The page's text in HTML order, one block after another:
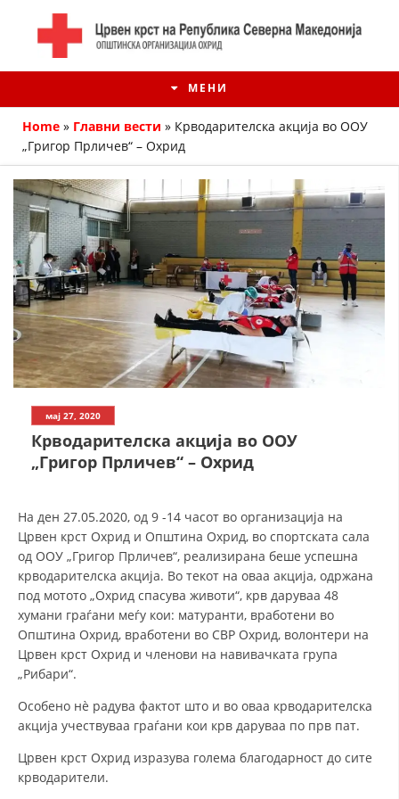
МЕНИ
ИСТОРИЈАТ НА ЦКРМ
ИСТОРИЈАТ НА ДВИЖЕЊЕТО
СТРУКТУРА НА ОРГАНИЗАЦИЈАТА
КОНТАКТ ИНФОРМАЦИИ
ЧЛЕНСТВО ВО ПРОФЕСИОНАЛНИ ТЕЛА
ЗАКОН ЗА ЦКРМ
СТАТУТ НА ЦКРМ
РАКОВОДЕН ОДБОР
СОБРАНИЕ
Home » Главни вести » Крводарителска акција во ООУ
„Григор Прличев“ – Охрид
мај 27, 2020
Крводарителска акција во ООУ
„Григор Прличев“ – Охрид
На ден 27.05.2020, oд 9 -14 часот во организација на
Црвен крст Охрид и Општина Охрид, во спортската сала
од ООУ „Григор Прличев“, реализирана беше успешна
крводарителска акција. Во текот на оваа акција, одржана
под мотото „Охрид спасува животи“, крв даруваа 48
хумани граѓани меѓу кои: матуранти, вработени во
Општина Охрид, вработени во СВР Охрид, волонтери на
Црвен крст Охрид и членови на навивачката група
„Рибари“.
Особено нè радува фактот што и во оваа крводарителска
акција учествуваа граѓани кои крв даруваа по прв пат.
Црвен крст Охрид изразува голема благодарност до сите
крводарители.